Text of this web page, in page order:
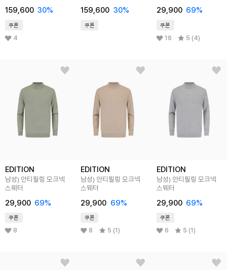
159,600 30%
쿠폰
4
159,600 30%
쿠폰
29,900 69%
쿠폰
16 5 (4)
EDITION
남성) 안티필링 모크넥
스웨터
29,900 69%
쿠폰
8
EDITION
남성) 안티필링 모크넥
스웨터
29,900 69%
쿠폰
8 5 (1)
EDITION
남성) 안티필링 모크넥
스웨터
29,900 69%
쿠폰
6 5 (1)